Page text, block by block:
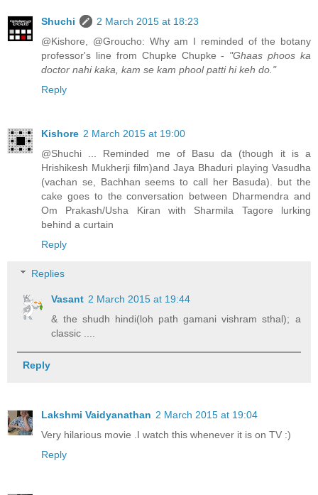
Shuchi
2 March 2015 at 18:23
@Kishore, @Groucho: Why am I reminded of the botany
professor's line from Chupke Chupke - "Ghaas phoos ka
doctor nahi kaka, kam se kam phool patti hi keh do."
Reply
Kishore 2 March 2015 at 19:00
@Shuchi ... Reminded me of Basu da (though it is a
Hrishikesh Mukherji film)and Jaya Bhaduri playing Vasudha
(vachan se, Bachhan seems to call her Basuda). but the
cake goes to the conversation between Dharmendra and
Om Prakash/Usha Kiran with Sharmila Tagore lurking
behind a curtain
Reply
Replies
Vasant 2 March 2015 at 19:44
& the shudh hindi(loh path gamani vishram sthal); a
classic ....
Reply
Lakshmi Vaidyanathan 2 March 2015 at 19:04
Very hilarious movie .I watch this whenever it is on TV :)
Reply